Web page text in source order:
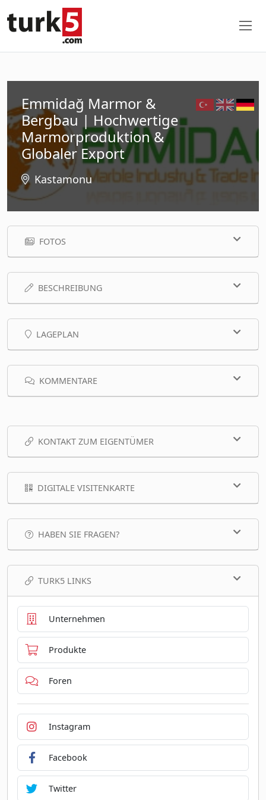
Emmidağ Marmor &
Bergbau | Hochwertige
Marmorproduktion &
Globaler Export
Kastamonu
FOTOS
BESCHREIBUNG
LAGEPLAN
KOMMENTARE
KONTAKT ZUM EIGENTÜMER
DIGITALE VISITENKARTE
HABEN SIE FRAGEN?
TURK5 LINKS
Unternehmen
Produkte
Foren
Instagram
Facebook
Twitter